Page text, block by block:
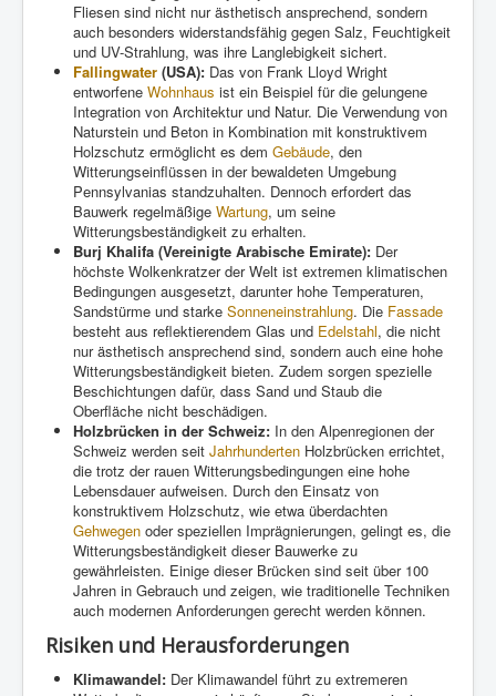
Fliesen sind nicht nur ästhetisch ansprechend, sondern
auch besonders widerstandsfähig gegen Salz, Feuchtigkeit
und UV-Strahlung, was ihre Langlebigkeit sichert.
Fallingwater (USA): Das von Frank Lloyd Wright
entworfene Wohnhaus ist ein Beispiel für die gelungene
Integration von Architektur und Natur. Die Verwendung von
Naturstein und Beton in Kombination mit konstruktivem
Holzschutz ermöglicht es dem Gebäude, den
Witterungseinflüssen in der bewaldeten Umgebung
Pennsylvanias standzuhalten. Dennoch erfordert das
Bauwerk regelmäßige Wartung, um seine
Witterungsbeständigkeit zu erhalten.
Burj Khalifa (Vereinigte Arabische Emirate): Der
höchste Wolkenkratzer der Welt ist extremen klimatischen
Bedingungen ausgesetzt, darunter hohe Temperaturen,
Sandstürme und starke Sonneneinstrahlung. Die Fassade
besteht aus reflektierendem Glas und Edelstahl, die nicht
nur ästhetisch ansprechend sind, sondern auch eine hohe
Witterungsbeständigkeit bieten. Zudem sorgen spezielle
Beschichtungen dafür, dass Sand und Staub die
Oberfläche nicht beschädigen.
Holzbrücken in der Schweiz: In den Alpenregionen der
Schweiz werden seit Jahrhunderten Holzbrücken errichtet,
die trotz der rauen Witterungsbedingungen eine hohe
Lebensdauer aufweisen. Durch den Einsatz von
konstruktivem Holzschutz, wie etwa überdachten
Gehwegen oder speziellen Imprägnierungen, gelingt es, die
Witterungsbeständigkeit dieser Bauwerke zu
gewährleisten. Einige dieser Brücken sind seit über 100
Jahren in Gebrauch und zeigen, wie traditionelle Techniken
auch modernen Anforderungen gerecht werden können.
Risiken und Herausforderungen
Klimawandel: Der Klimawandel führt zu extremeren